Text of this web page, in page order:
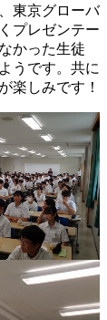
東京グローバ
プレゼンテー
かった生徒
うです。共に
楽しみです！